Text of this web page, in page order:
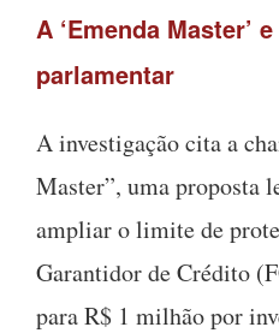
A ‘Emenda Master’
parlamentar
A investigação cita a
Master”, uma proposta
ampliar o limite de
Garantidor de Crédito
para R$ 1 milhão por